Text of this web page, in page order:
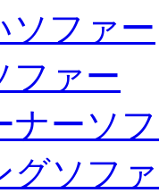
ソファー
ファー
ナーソ
グソフ